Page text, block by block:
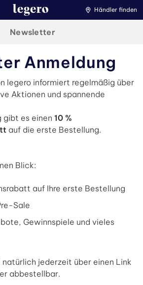
Händler finden
Newsletter
Anmeldung
legero informiert regelmäßig über
Aktionen und spannende
gibt es einen 10 %
auf die erste Bestellung.
Blick:
auf Ihre erste Bestellung
Sale
Gewinnspiele und vieles
jederzeit über einen Link
abbestellbar.